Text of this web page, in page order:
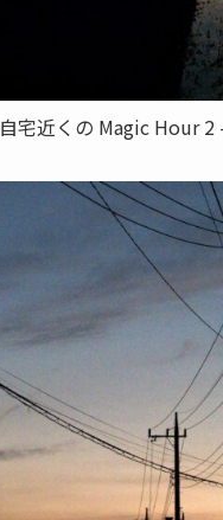
自宅近くの Magic Hour